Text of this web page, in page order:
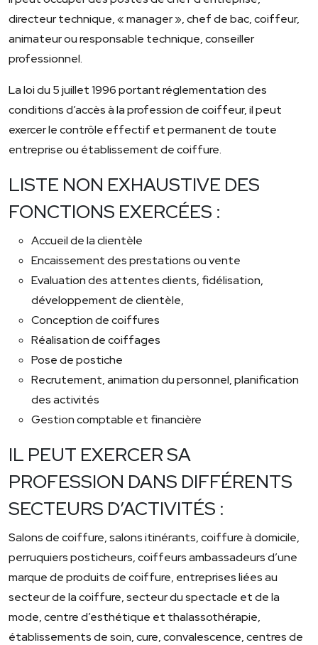
directeur technique, « manager », chef de bac, coiffeur,
animateur ou responsable technique, conseiller
professionnel.
La loi du 5 juillet 1996 portant réglementation des
conditions d’accès à la profession de coiffeur, il peut
exercer le contrôle effectif et permanent de toute
entreprise ou établissement de coiffure.
LISTE NON EXHAUSTIVE DES
FONCTIONS EXERCÉES :
Accueil de la clientèle
Encaissement des prestations ou vente
Evaluation des attentes clients, fidélisation,
développement de clientèle,
Conception de coiffures
Réalisation de coiffages
Pose de postiche
Recrutement, animation du personnel, planification
des activités
Gestion comptable et financière
IL PEUT EXERCER SA
PROFESSION DANS DIFFÉRENTS
SECTEURS D’ACTIVITÉS :
Salons de coiffure, salons itinérants, coiffure à domicile,
perruquiers posticheurs, coiffeurs ambassadeurs d’une
marque de produits de coiffure, entreprises liées au
secteur de la coiffure, secteur du spectacle et de la
mode, centre d’esthétique et thalassothérapie,
établissements de soin, cure, convalescence, centres de